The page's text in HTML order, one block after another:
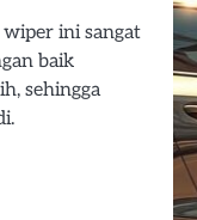
wiper ini sangat
baik
sehingga